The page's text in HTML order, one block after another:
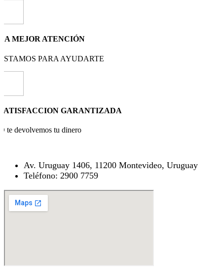
MEJOR ATENCIÓN
PARA AYUDARTE
GARANTIZADA
te devolvemos tu dinero
Av. Uruguay 1406, 11200 Montevideo, Uruguay
Teléfono: 2900 7759